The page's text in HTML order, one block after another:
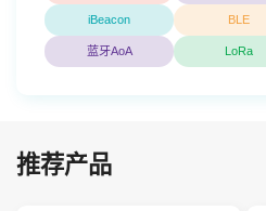
iBeacon BLE
蓝牙AoA LoRa
推荐产品
实车抗压测试6吨
IK08冲击保护